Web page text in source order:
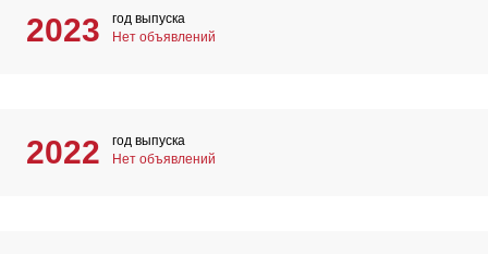
2023
год выпуска
Нет объявлений
2022
год выпуска
Нет объявлений